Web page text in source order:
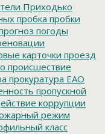
Приходько
пробка пробки
погоды
карточки проезд
происшествие
прокуратура ЕАО
пропускной
коррупции
режим
класс